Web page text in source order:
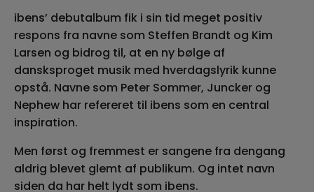
ibens’ debutalbum fik i sin tid meget positiv
respons fra navne som Steffen Brandt og Kim
Larsen og bidrog til, at en ny bølge af
dansksproget musik med hverdagslyrik kunne
opstå. Navne som Peter Sommer, Juncker og
Nephew har refereret til ibens som en central
inspiration.
Men først og fremmest er sangene fra dengang
aldrig blevet glemt af publikum. Og intet navn
siden da har helt lydt som ibens.